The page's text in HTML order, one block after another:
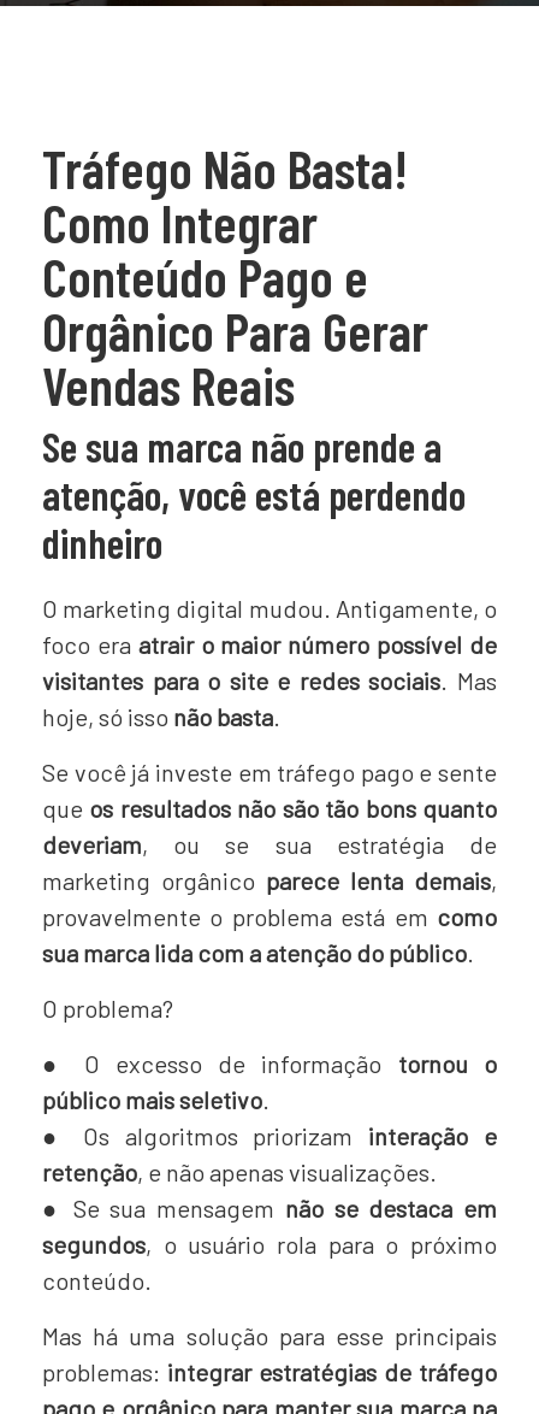
Tráfego Não Basta!
Como Integrar
Conteúdo Pago e
Orgânico Para Gerar
Vendas Reais
Se sua marca não prende a
atenção, você está perdendo
dinheiro
O marketing digital mudou. Antigamente, o
foco era atrair o maior número possível de
visitantes para o site e redes sociais. Mas
hoje, só isso não basta.
Se você já investe em tráfego pago e sente
que os resultados não são tão bons quanto
deveriam, ou se sua estratégia de
marketing orgânico parece lenta demais,
provavelmente o problema está em como
sua marca lida com a atenção do público.
O problema?
● O excesso de informação tornou o
público mais seletivo.
● Os algoritmos priorizam interação e
retenção, e não apenas visualizações.
● Se sua mensagem não se destaca em
segundos, o usuário rola para o próximo
conteúdo.
Mas há uma solução para esse principais
problemas: integrar estratégias de tráfego
pago e orgânico para manter sua marca na